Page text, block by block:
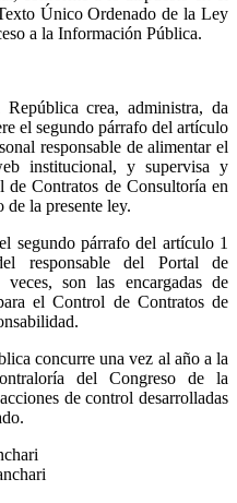
Único Ordenado de la Ley
a la Información Pública.
crea, administra, da
el segundo párrafo del artículo
responsable de alimentar el
institucional, y supervisa y
Contratos de Consultoría en
la presente ley.
segundo párrafo del artículo 1
responsable del Portal de
son las encargadas de
el Control de Contratos de
concurre una vez al año a la
del Congreso de la
de control desarrolladas